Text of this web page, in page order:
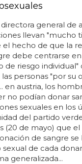
general de
llevan "mucho
el hecho de que la
debe centrarse
riesgo individual"
personas "por su
en austria, los
no podían donar
sexuales en los
del partido
(20 de mayo) que
de sangre se
de cada
generalizada...